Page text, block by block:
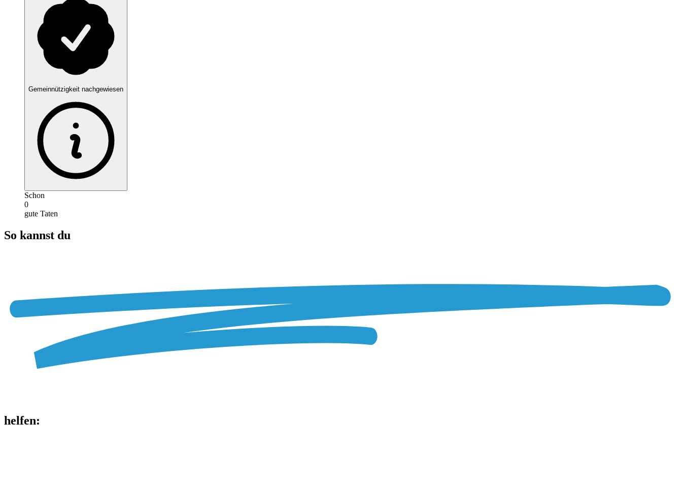
Gemeinnützigkeit nachgewiesen
Schon
0
gute Taten
So kannst du
helfen: